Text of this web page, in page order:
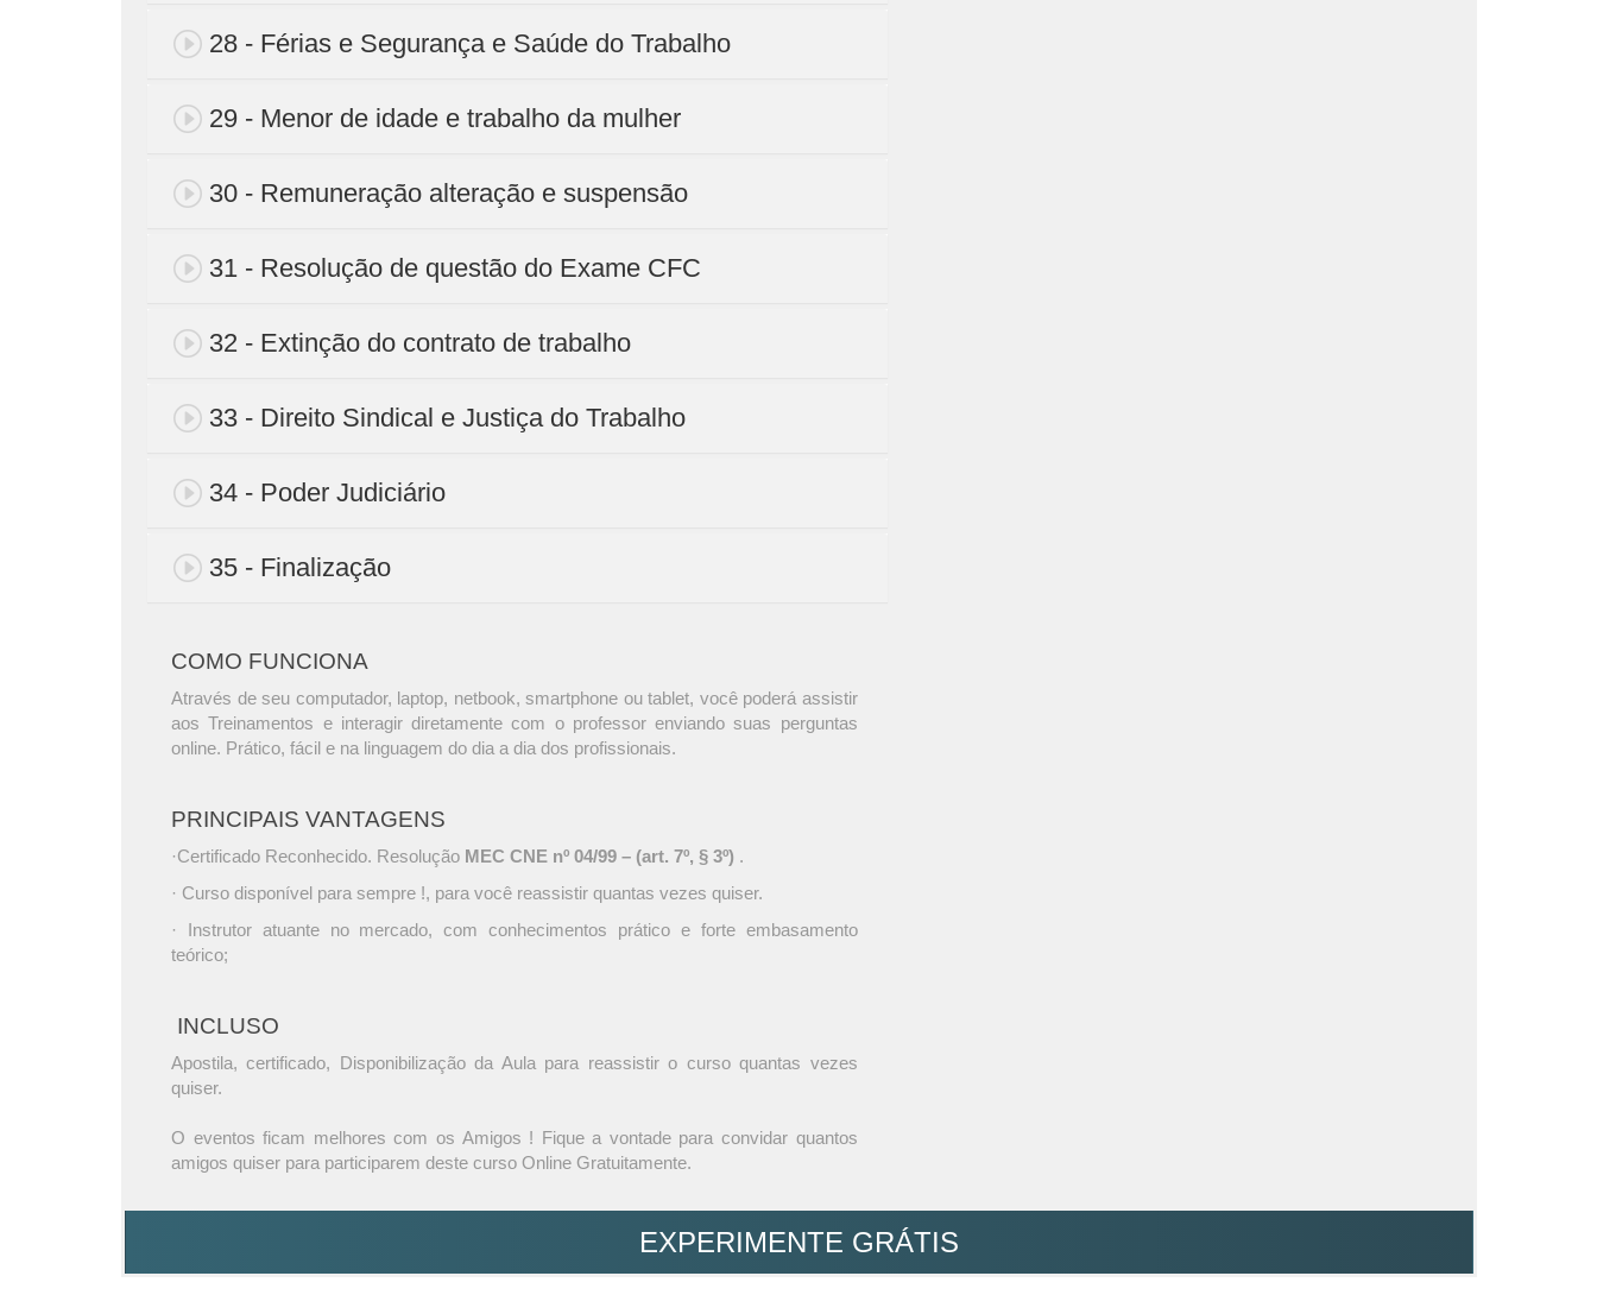
28 - Férias e Segurança e Saúde do Trabalho
29 - Menor de idade e trabalho da mulher
30 - Remuneração alteração e suspensão
31 - Resolução de questão do Exame CFC
32 - Extinção do contrato de trabalho
33 - Direito Sindical e Justiça do Trabalho
34 - Poder Judiciário
35 - Finalização
COMO FUNCIONA
Através de seu computador, laptop, netbook, smartphone ou tablet, você poderá assistir
aos Treinamentos e interagir diretamente com o professor enviando suas perguntas
online. Prático, fácil e na linguagem do dia a dia dos profissionais.
PRINCIPAIS VANTAGENS
·Certificado Reconhecido. Resolução MEC CNE nº 04/99 – (art. 7º, § 3º) .
· Curso disponível para sempre !, para você reassistir quantas vezes quiser.
· Instrutor atuante no mercado, com conhecimentos prático e forte embasamento
teórico;
INCLUSO
Apostila, certificado, Disponibilização da Aula para reassistir o curso quantas vezes
quiser.
O eventos ficam melhores com os Amigos ! Fique a vontade para convidar quantos
amigos quiser para participarem deste curso Online Gratuitamente.
EXPERIMENTE GRÁTIS